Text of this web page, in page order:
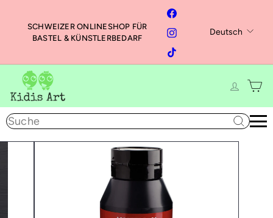
Pause
Diashow
SCHWEIZER ONLINESHOP FÜR
BASTEL & KÜNSTLERBEDARF
Facebook
InstagramSprache
Deutsch
i
d
i
Suche